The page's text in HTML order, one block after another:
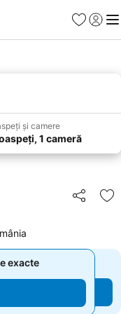
Favorite
și camere
1 cameră
Distribuiți
exacte
exacte